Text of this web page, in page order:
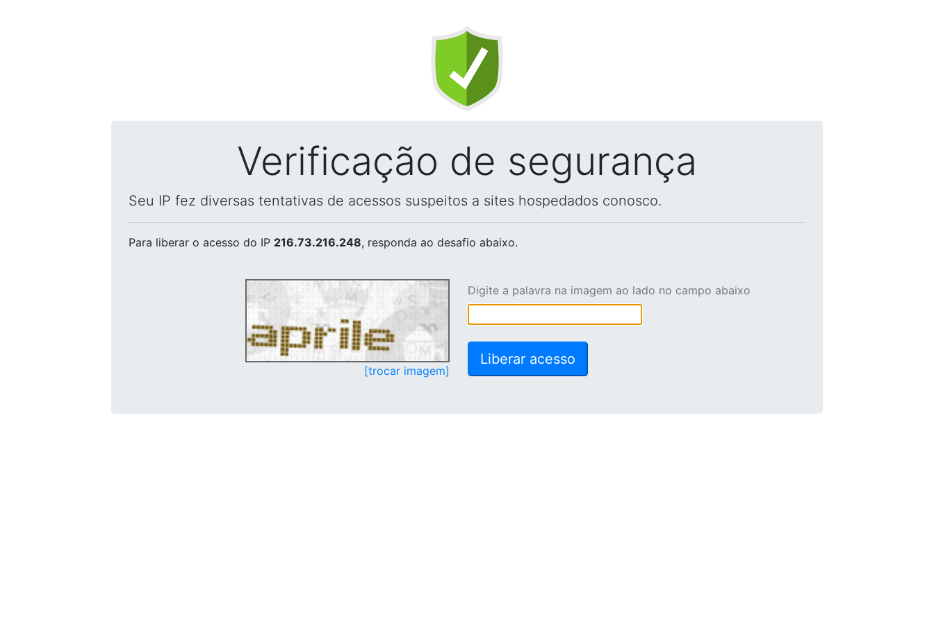
Verificação de segurança
Seu IP fez diversas tentativas de acessos suspeitos a sites hospedados conosco.
Para liberar o acesso do IP 216.73.216.248, responda ao desafio abaixo.
[trocar imagem]
Digite a palavra na imagem ao lado no campo abaixo